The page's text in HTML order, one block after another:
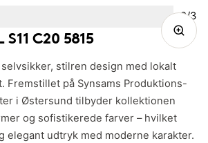
C20 5815
stilren design med lokalt
Fremstillet på Synsams Produktions-
i Østersund tilbyder kollektionen
og sofistikerede farver – hvilket
elegant udtryk med moderne karakter.
2/3
3